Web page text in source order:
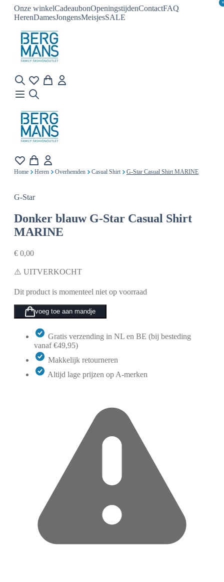
Onze winkelCadeaubonOpeningstijdenContactFAQ
HerenDamesJongensMeisjesSALE
×
×
Home Heren Overhemden Casual Shirt G-Star Casual Shirt MARINE
G-Star
Donker blauw G-Star Casual Shirt
MARINE
€ 0,00
⚠️ UITVERKOCHT
Dit product is momenteel niet op voorraad
voeg toe aan mandje
Gratis verzending in NL en BE (bij besteding
vanaf €49,95)
Makkelijk retourneren
Altijd lage prijzen op A-merken